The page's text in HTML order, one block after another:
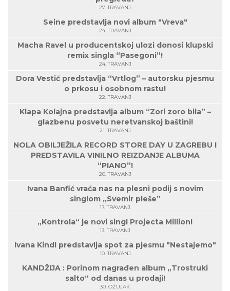
27. TRAVANJ
Seine predstavlja novi album "Vreva"
24. TRAVANJ
Macha Ravel u producentskoj ulozi donosi klupski
remix singla “Pasegoni”!
24. TRAVANJ
Dora Vestić predstavlja “Vrtlog” – autorsku pjesmu
o prkosu i osobnom rastu!
22. TRAVANJ
Klapa Kolajna predstavlja album “Zori zoro bila” –
glazbenu posvetu neretvanskoj baštini!
21. TRAVANJ
NOLA OBILJEŽILA RECORD STORE DAY U ZAGREBU I
PREDSTAVILA VINILNO REIZDANJE ALBUMA
“PIANO”!
20. TRAVANJ
Ivana Banfić vraća nas na plesni podij s novim
singlom „Svemir pleše”
17. TRAVANJ
„Kontrola“ je novi singl Projecta Million!
13. TRAVANJ
Ivana Kindl predstavlja spot za pjesmu "Nestajemo"
10. TRAVANJ
KANDŽIJA : Porinom nagrađen album „Trostruki
salto“ od danas u prodaji!
30. OŽUJAK